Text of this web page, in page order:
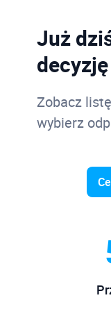
Już
decyzję
Zobacz
wybierz